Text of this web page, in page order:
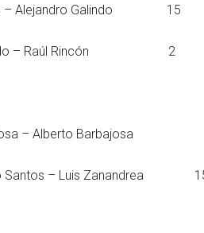
– Alejandro Galindo 15
– Raúl Rincón 2
– Alberto Barbajosa
Santos – Luis Zanandrea